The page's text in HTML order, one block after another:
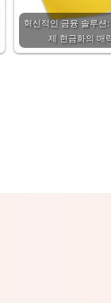
혁신적인 금융 솔루션
제 현금화의 매